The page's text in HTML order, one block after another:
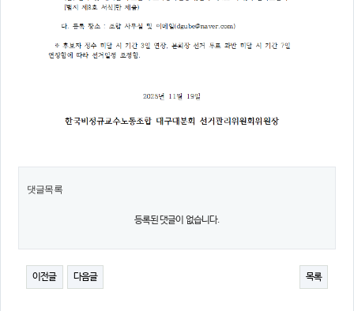
댓글목록
등록된 댓글이 없습니다.
이전글 다음글 목록